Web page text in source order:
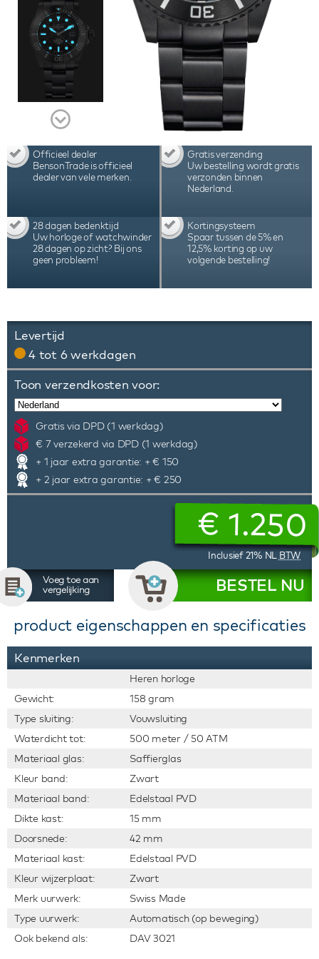
chique horlogebox, handleiding en 2 jaar
internationale garantie. Dit horloge is een
gelimiteerde editie van 500 stuks.
Officieel dealer
BensonTrade is officieel
dealer van vele merken.
Gratis verzending
Uw bestelling wordt gratis
verzonden binnen
Nederland.
28 dagen bedenktijd
Uw horloge of watchwinder
28 dagen op zicht? Bij ons
geen probleem!
Kortingsysteem
Spaar tussen de 5% en
12,5% korting op uw
volgende bestelling!
Levertijd
4 tot 6 werkdagen
Toon verzendkosten voor:
Gratis via DPD (1 werkdag)
€ 7 verzekerd via DPD (1 werkdag)
+ 1 jaar extra garantie: + € 150
+ 2 jaar extra garantie: + € 250
€ 1.250
Inclusief 21% NL BTW
Voeg toe aan
vergelijking
BESTEL NU
product eigenschappen en specificaties
Kenmerken
Heren horloge
Gewicht:
158 gram
Type sluiting:
Vouwsluiting
Waterdicht tot:
500 meter / 50 ATM
Materiaal glas:
Saffierglas
Kleur band:
Zwart
Materiaal band:
Edelstaal PVD
Dikte kast:
15 mm
Doorsnede:
42 mm
Materiaal kast:
Edelstaal PVD
Kleur wijzerplaat:
Zwart
Merk uurwerk:
Swiss Made
Type uurwerk:
Automatisch (op beweging)
Ook bekend als:
DAV 3021